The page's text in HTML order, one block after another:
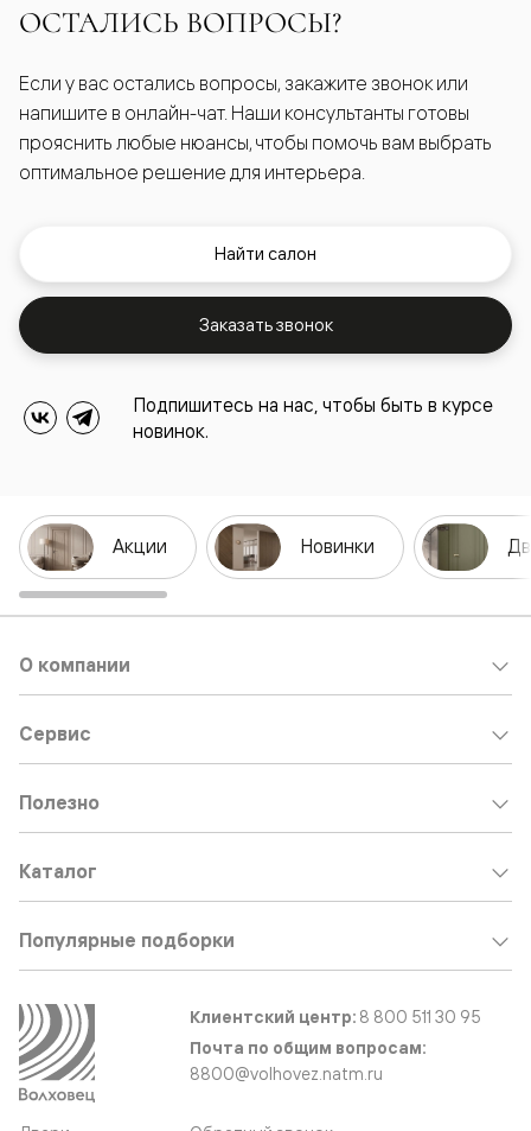
ОСТАЛИСЬ ВОПРОСЫ?
Если у вас остались вопросы, закажите звонок или
напишите в онлайн-чат. Наши консультанты готовы
прояснить любые нюансы, чтобы помочь вам выбрать
оптимальное решение для интерьера.
Найти салон
Заказать звонок
Подпишитесь на нас, чтобы быть в курсе
новинок.
Акции Новинки
О компании
Сервис
Полезно
Каталог
Популярные подборки
Клиентский центр: 8 800 511 30 95
Почта по общим вопросам:
8800@volhovez.natm.ru